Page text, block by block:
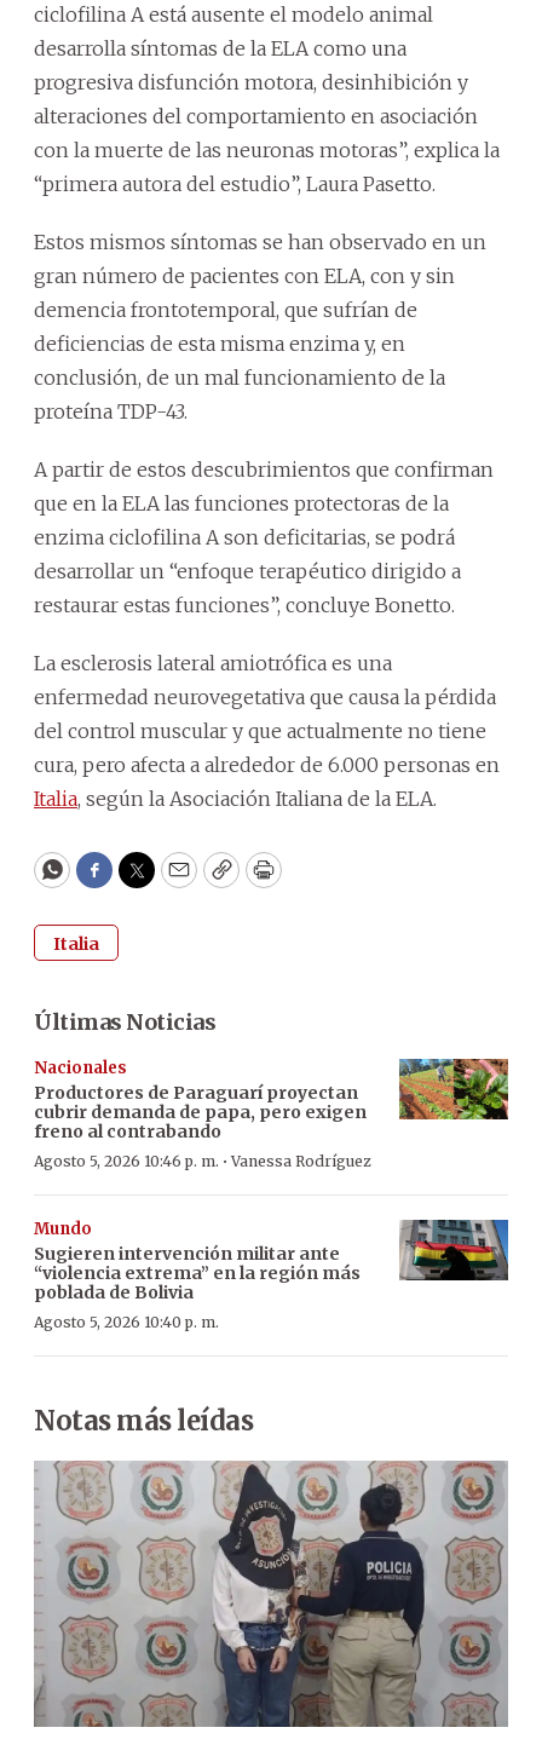
ciclofilina A está ausente el modelo animal
desarrolla síntomas de la ELA como una
progresiva disfunción motora, desinhibición y
alteraciones del comportamiento en asociación
con la muerte de las neuronas motoras”, explica la
“primera autora del estudio”, Laura Pasetto.
Estos mismos síntomas se han observado en un
gran número de pacientes con ELA, con y sin
demencia frontotemporal, que sufrían de
deficiencias de esta misma enzima y, en
conclusión, de un mal funcionamiento de la
proteína TDP-43.
A partir de estos descubrimientos que confirman
que en la ELA las funciones protectoras de la
enzima ciclofilina A son deficitarias, se podrá
desarrollar un “enfoque terapéutico dirigido a
restaurar estas funciones”, concluye Bonetto.
La esclerosis lateral amiotrófica es una
enfermedad neurovegetativa que causa la pérdida
del control muscular y que actualmente no tiene
cura, pero afecta a alrededor de 6.000 personas en
Italia, según la Asociación Italiana de la ELA.
WhatsApp
Facebook
Twitter
EmailCopyPrint
Italia
Últimas Noticias
Nacionales
Productores de Paraguarí proyectan
cubrir demanda de papa, pero exigen
freno al contrabando
Agosto 5, 2026 10:46 p. m. ·Vanessa Rodríguez
Mundo
Sugieren intervención militar ante
“violencia extrema” en la región más
poblada de Bolivia
Agosto 5, 2026 10:40 p. m.
Notas más leídas